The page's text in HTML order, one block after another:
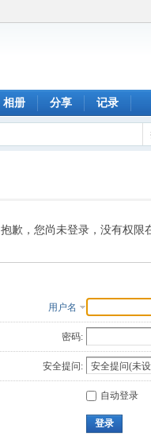
相册 分享 记录
抱歉，您尚未登录，没有权限
用户名
密码:
安全提问:
自动登录
登录